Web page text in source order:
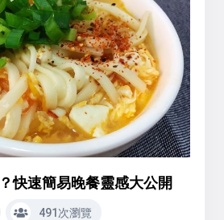
快速簡易晚餐靈感大公開
491次瀏覽